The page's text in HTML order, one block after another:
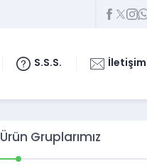
S.S.S. İletişim
Ürün Gruplarımız